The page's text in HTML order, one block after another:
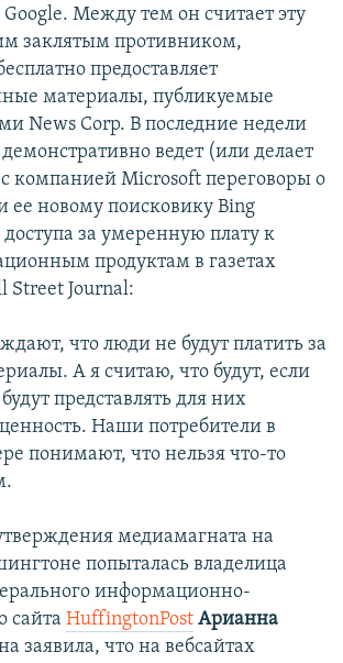
Googlе. Между тем он считает эту
заклятым противником,
предоставляет
материалы, публикуемые
News Corp. В последние недели
ведет (или делает
с компанией Мicrosoft переговоры о
ее новому поисковику Bing
за умеренную плату к
продуктам в газетах
Street Journal:
что люди не будут платить за
А я считаю, что будут, если
представлять для них
Наши потребители в
понимают, что нельзя что-то
медиамагната на
попыталась владелица
информационно-
сайта HuffingtonPost Арианна
заявила, что на вебсайтах